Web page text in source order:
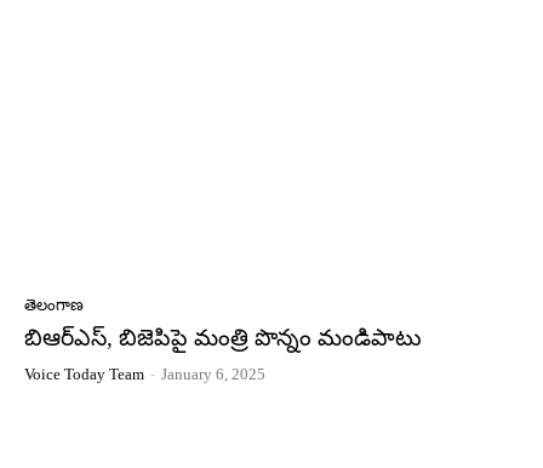
తెలంగాణ
బిఆర్ఎస్, బిజెపిపై మంత్రి పొన్నం మండిపాటు
Voice Today Team - January 6, 2025